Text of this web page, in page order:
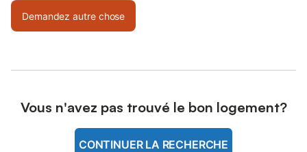
Demandez autre chose
Vous n'avez pas trouvé le bon logement?
CONTINUER LA RECHERCHE